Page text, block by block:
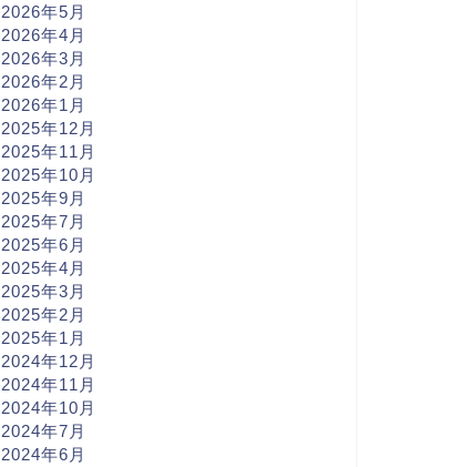
2026年5月
2026年4月
2026年3月
2026年2月
2026年1月
2025年12月
2025年11月
2025年10月
2025年9月
2025年7月
2025年6月
2025年4月
2025年3月
2025年2月
2025年1月
2024年12月
2024年11月
2024年10月
2024年7月
2024年6月